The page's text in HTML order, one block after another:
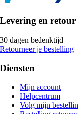
Levering en retour
30 dagen bedenktijd
Retourneer je bestelling
Diensten
Mijn account
Helpcentrum
Volg mijn